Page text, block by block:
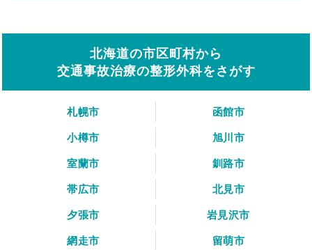
北海道の市区町村から
交通事故治療の整形外科をさがす
札幌市
函館市
小樽市
旭川市
室蘭市
釧路市
帯広市
北見市
夕張市
岩見沢市
網走市
留萌市